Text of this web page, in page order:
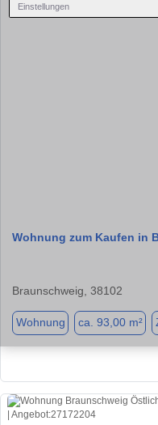
Einstellungen
Wohnung zum Kaufen in
Braunschweig, 38102
Wohnung ca. 93,00 m²